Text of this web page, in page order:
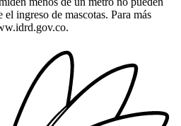
ingreso de mascotas. Para más